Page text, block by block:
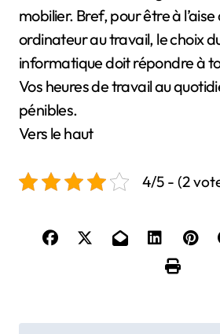
mobilier. Bref, pour être à
ordinateur au travail, le choix
informatique doit répondre à
Vos heures de travail au
pénibles.
Vers le haut
4/5 - (2